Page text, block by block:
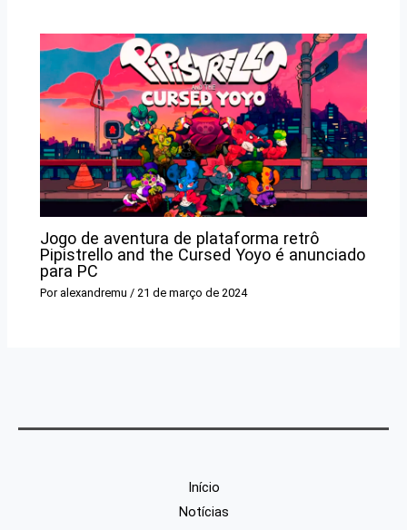
Jogo de aventura de plataforma retrô
Pipistrello and the Cursed Yoyo é anunciado
para PC
Por alexandremu/21 de março de 2024
Início
Notícias